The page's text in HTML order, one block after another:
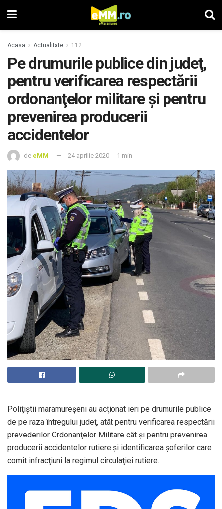
Acasa Actualitate 112
Pe drumurile publice din judeţ,
pentru verificarea respectării
ordonanţelor militare şi pentru
prevenirea producerii
accidentelor
de eMM 24 aprilie 2020 1 min
Poliţiştii maramureşeni au acţionat ieri pe drumurile publice
de pe raza întregului judeţ, atât pentru verificarea respectării
prevederilor Ordonanţelor Militare cât şi pentru prevenirea
producerii accidentelor rutiere şi identificarea şoferilor care
comit infracţiuni la regimul circulaţiei rutiere.